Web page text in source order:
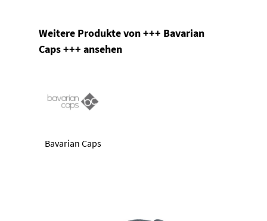
Produktgalerie überspringen
Weitere Produkte von +++ Bavarian
Caps +++ ansehen
Bavarian Caps